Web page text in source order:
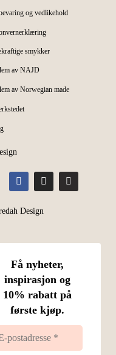
og vedlikehold
smykker
av NAJD
av Norwegian made
Design
Få nyheter,
inspirasjon og
10% rabatt på
første kjøp.